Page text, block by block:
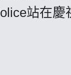
站在